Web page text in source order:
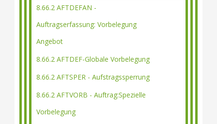
8.66.2 AFTDEFAN -
Auftragserfassung: Vorbelegung
Angebot
8.66.2 AFTDEF-Globale Vorbelegung
8.66.2 AFTSPER - Aufstragssperrung
8.66.2 AFTVORB - Auftrag:Spezielle
Vorbelegung